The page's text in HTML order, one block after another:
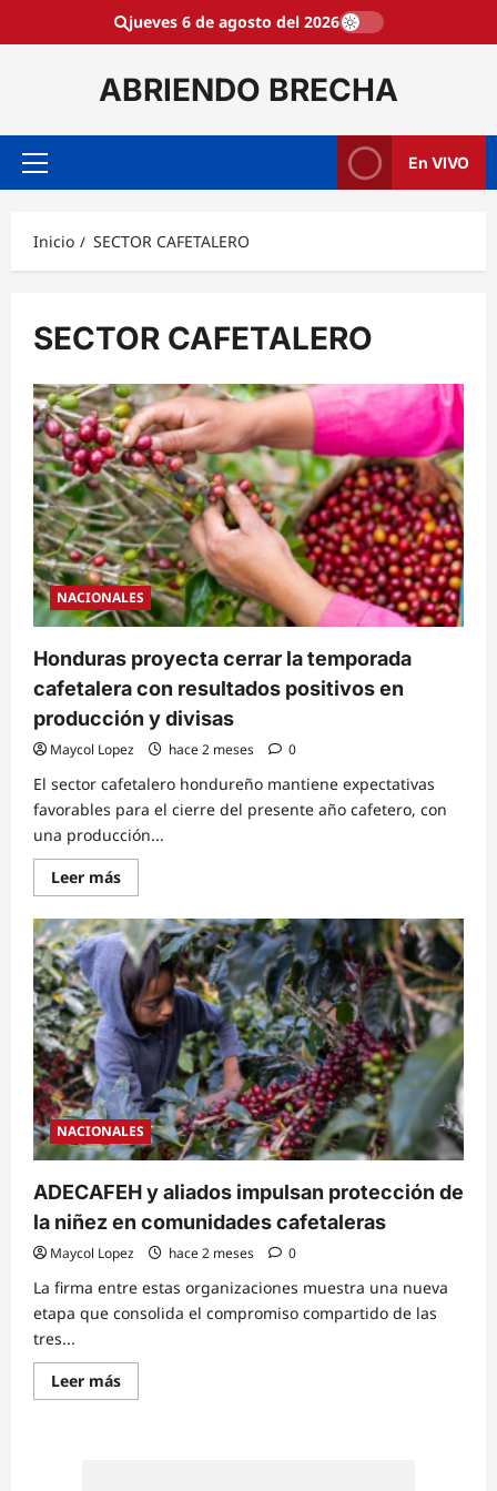
jueves 6 de agosto del 2026
ABRIENDO BRECHA
Menú
En VIVO
Inicio SECTOR CAFETALERO
SECTOR CAFETALERO
NACIONALES
Honduras proyecta cerrar la temporada
cafetalera con resultados positivos en
producción y divisas
Maycol Lopez hace 2 meses 0
El sector cafetalero hondureño mantiene expectativas
favorables para el cierre del presente año cafetero, con
una producción...
Leer másRead
more
Honduras
proyecta
cerrar
la
temporada
cafetalera
con
resultados
positivos
en
producción
y
divisas
NACIONALES
ADECAFEH y aliados impulsan protección de
la niñez en comunidades cafetaleras
Maycol Lopez hace 2 meses 0
La firma entre estas organizaciones muestra una nueva
etapa que consolida el compromiso compartido de las
tres...
Leer másRead
more